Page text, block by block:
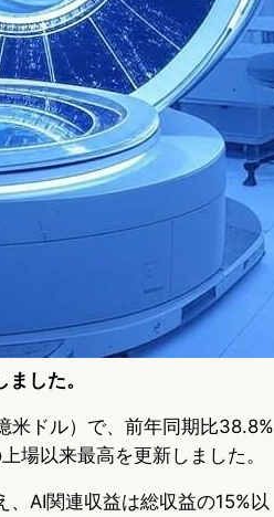
した。
米ドル）で、前年同期比38.8%
場以来最高を更新しました。
AI関連収益は総収益の15%以